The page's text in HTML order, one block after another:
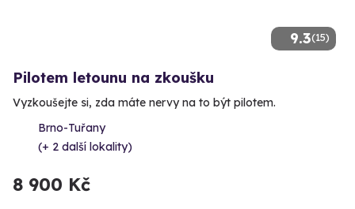
9.3(15)
Pilotem letounu na zkoušku
Vyzkoušejte si, zda máte nervy na to být pilotem.
Brno-Tuřany
(+ 2 další lokality)
8 900 Kč